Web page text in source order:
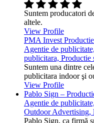
Suntem producatori
altele.
View Profile
PMA Invest
Agentie de
publicitara, Productie
Suntem una dintre
publicitara indoor şi
View Profile
Pablo Sign –
Agentie de
Outdoor Advertising,
Pablo Sign, ca firmă